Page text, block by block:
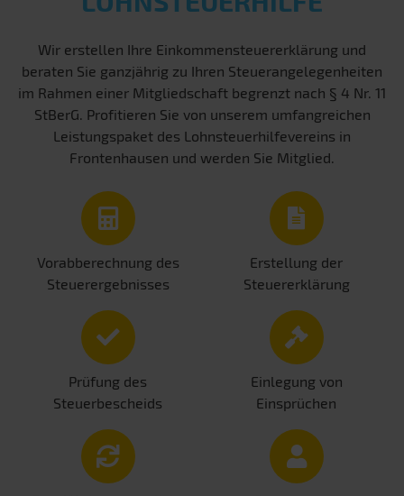
Wir erstellen Ihre Einkommensteuererklärung und
beraten Sie ganzjährig zu Ihren Steuerangelegenheiten
im Rahmen einer Mitgliedschaft begrenzt nach § 4 Nr. 11
StBerG. Profitieren Sie von unserem umfangreichen
Leistungspaket des Lohnsteuerhilfevereins in
Frontenhausen und werden Sie Mitglied.
Vorabberechnung des
Steuerergebnisses
Erstellung der
Steuererklärung
Prüfung des
Steuerbescheids
Einlegung von
Einsprüchen